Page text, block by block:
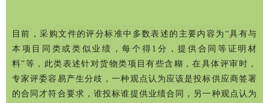
目前，采购文件的评分标准中多数表述的主要内容为“具有与
本项目同类或类似业绩，每个得1分，提供合同等证明材
料”等，此类表述针对货物类项目有些含糊，在具体评审时，
专家评委容易产生分歧，一种观点认为应该是投标供应商签署
的合同才符合要求，谁投标谁提供业绩合同，另一种观点认为